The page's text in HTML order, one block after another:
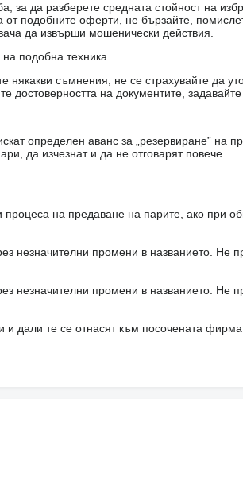
да разберете средната стойност на
подобните оферти, не бързайте,
да извърши мошенически действия.
подобна техника.
съмнения, не се страхувайте да
достоверността на документите, задавайте
определен аванс за „резервиране” на
да изчезнат и да не отговарят повече.
на предаване на парите, ако при
незначителни промени в названието. Не
незначителни промени в названието. Не
и дали те се отнасят към посочената фирма.